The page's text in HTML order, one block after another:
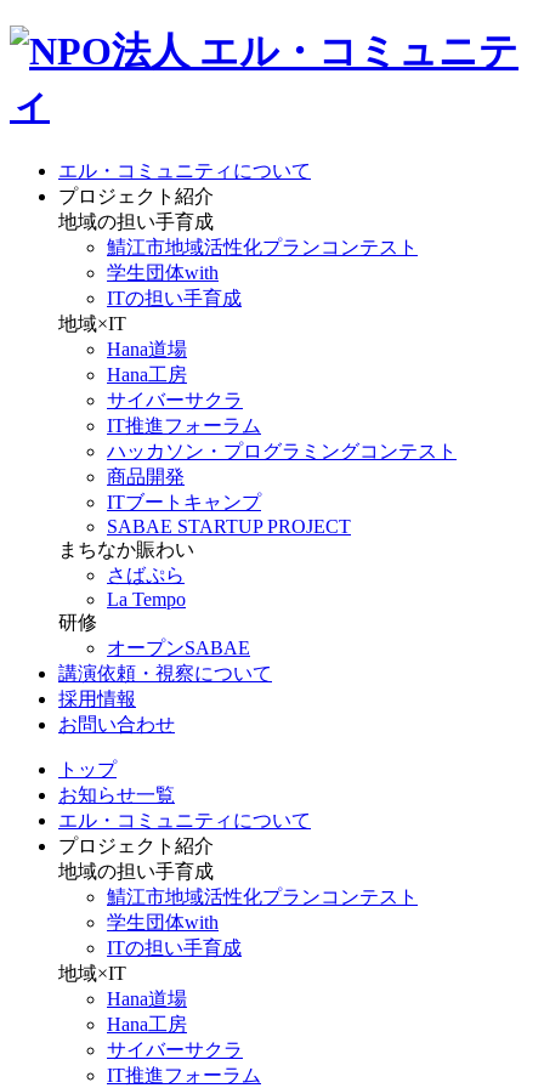
エル・コミュニティについて
プロジェクト紹介
地域の担い手育成
鯖江市地域活性化プランコンテスト
学生団体with
ITの担い手育成
地域×IT
Hana道場
Hana工房
サイバーサクラ
IT推進フォーラム
ハッカソン・プログラミングコンテスト
商品開発
ITブートキャンプ
SABAE STARTUP PROJECT
まちなか賑わい
さばぷら
La Tempo
研修
オープンSABAE
講演依頼・視察について
採用情報
お問い合わせ
トップ
お知らせ一覧
エル・コミュニティについて
プロジェクト紹介
地域の担い手育成
鯖江市地域活性化プランコンテスト
学生団体with
ITの担い手育成
地域×IT
Hana道場
Hana工房
サイバーサクラ
IT推進フォーラム